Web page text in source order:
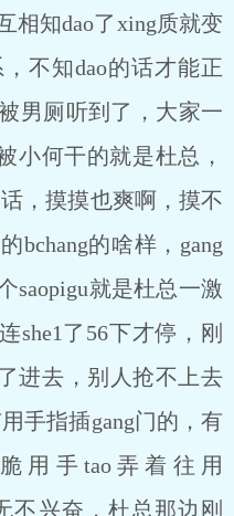
相知dao了xing质就变
不知dao的话才能正
男厕听到了，大家一
小何干的就是杜总，
，摸摸也爽啊，摸不
bchang的啥样，gang
saopigu就是杜总一激
she1了56下才停，刚
进去，别人抢不上去
手指插gang门的，有
用手tao弄着往用
不兴奋，杜总那边刚